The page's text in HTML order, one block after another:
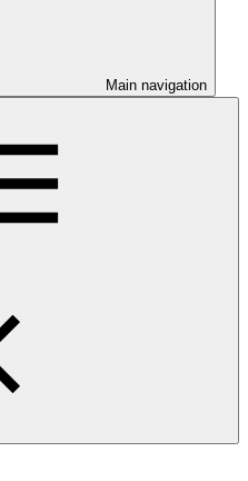
Main navigation